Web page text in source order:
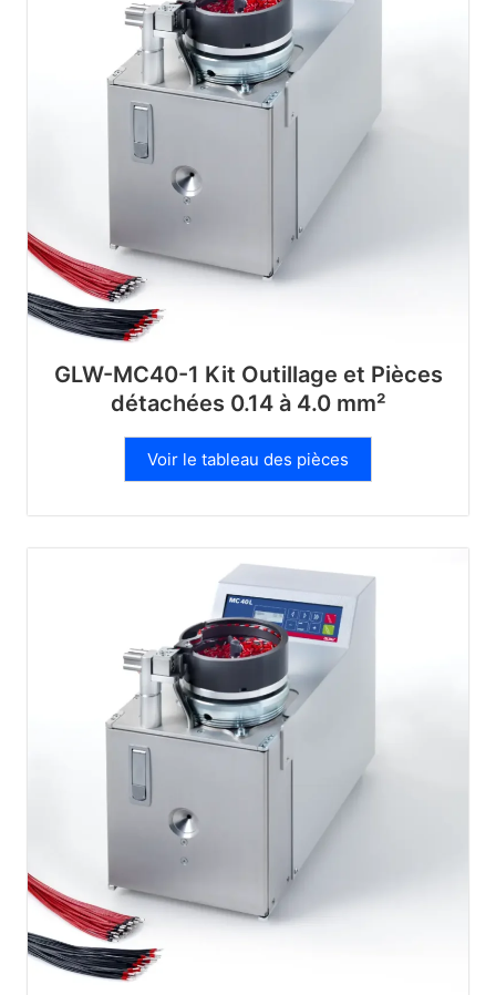
GLW-MC40-1 Kit Outillage et Pièces
détachées 0.14 à 4.0 mm²
Voir le tableau des pièces